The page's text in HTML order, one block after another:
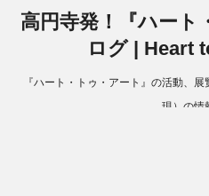
高円寺発！『ハート
ログ | Heart
『ハート・トゥ・アート』の活動、
現）の情